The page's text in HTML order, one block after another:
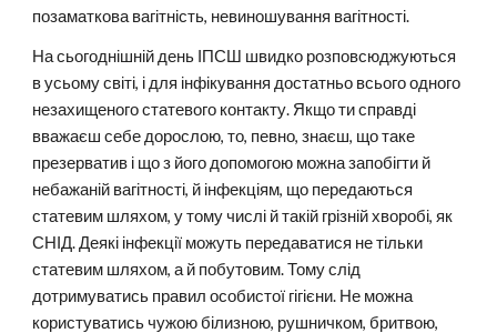
позаматкова вагітність, невиношування вагітності.
На сьогоднішній день ІПСШ швидко розповсюджуються
в усьому світі, і для інфікування достатньо всього одного
незахищеного статевого контакту. Якщо ти справді
вважаєш себе дорослою, то, певно, знаєш, що таке
презерватив і що з його допомогою можна запобігти й
небажаній вагітності, й інфекціям, що передаються
статевим шляхом, у тому числі й такій грізній хворобі, як
СНІД. Деякі інфекції можуть передаватися не тільки
статевим шляхом, а й побутовим. Тому слід
дотримуватись правил особистої гігієни. Не можна
користуватись чужою білизною, рушничком, бритвою,